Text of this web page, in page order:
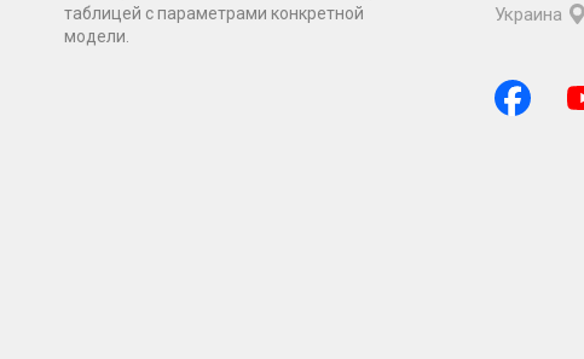
таблицей с параметрами конкретной
модели.
Украина